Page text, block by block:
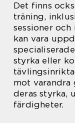
Det finns
träning,
sessioner
kan vara
styrka eller
mot varandra
deras styrka,
färdigheter.